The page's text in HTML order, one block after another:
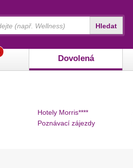
Dovolená
Hledat
Hotely Morris****
Poznávací zájezdy